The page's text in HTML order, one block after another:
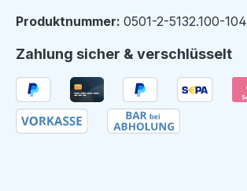
Produktnummer: 0501-2-5132.100-104
Zahlung sicher & verschlüsselt